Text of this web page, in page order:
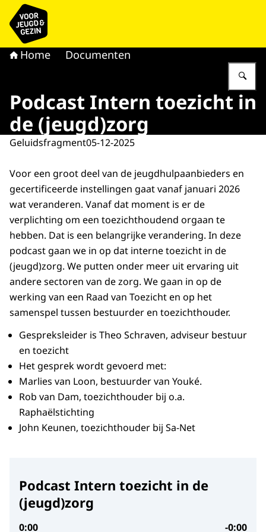
Naar de homepage van voor Jeugd & Gezin
Home Documenten
Podcast Intern toezicht in
de (jeugd)zorg
Geluidsfragment05-12-2025
Voor een groot deel van de jeugdhulpaanbieders en
gecertificeerde instellingen gaat vanaf januari 2026
wat veranderen. Vanaf dat moment is er de
verplichting om een toezichthoudend orgaan te
hebben. Dat is een belangrijke verandering. In deze
podcast gaan we in op dat interne toezicht in de
(jeugd)zorg. We putten onder meer uit ervaring uit
andere sectoren van de zorg. We gaan in op de
werking van een Raad van Toezicht en op het
samenspel tussen bestuurder en toezichthouder.
Gespreksleider is Theo Schraven, adviseur bestuur
en toezicht
Het gesprek wordt gevoerd met:
Marlies van Loon, bestuurder van Youké.
Rob van Dam, toezichthouder bij o.a.
Raphaëlstichting
John Keunen, toezichthouder bij Sa-Net
Podcast Intern toezicht in de
(jeugd)zorg
0:00
-0:00